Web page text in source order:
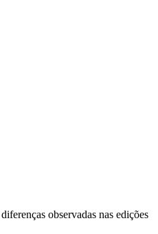
observadas nas edições